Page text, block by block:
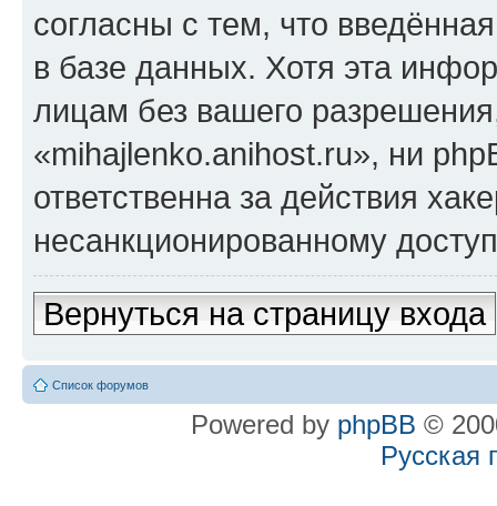
согласны с тем, что
в базе данных. Хотя эта
лицам без вашего
«mihajlenko.anihost.ru», ни
ответственна за действия
несанкционированному
Вернуться на страницу входа
Список форумов
Powered by phpBB ©
Русская